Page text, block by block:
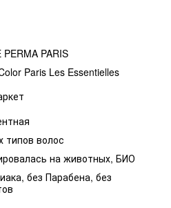
PERMA PARIS
Paris Les Essentielles
типов волос
на животных, БИО
без Парабена, без